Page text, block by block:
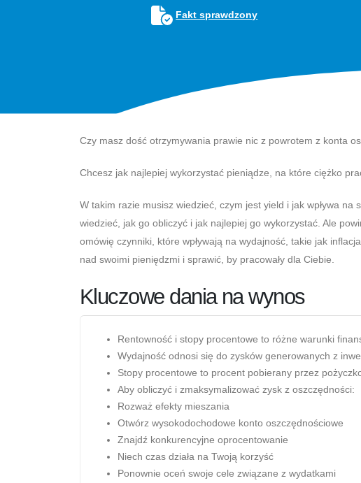
Fakt sprawdzony
Czy masz dość otrzymywania prawie nic z powrotem z konta
Chcesz jak najlepiej wykorzystać pieniądze, na które ciężko
W takim razie musisz wiedzieć, czym jest yield i jak wpływa
wiedzieć, jak go obliczyć i jak najlepiej go wykorzystać. Ale
omówię czynniki, które wpływają na wydajność, takie jak
nad swoimi pieniędzmi i sprawić, by pracowały dla Ciebie.
Kluczowe dania na wynos
Rentowność i stopy procentowe to różne warunki
Wydajność odnosi się do zysków generowanych z
Stopy procentowe to procent pobierany przez
Aby obliczyć i zmaksymalizować zysk z oszczędności:
Rozważ efekty mieszania
Otwórz wysokodochodowe konto oszczędnościowe
Znajdź konkurencyjne oprocentowanie
Niech czas działa na Twoją korzyść
Ponownie oceń swoje cele związane z wydatkami